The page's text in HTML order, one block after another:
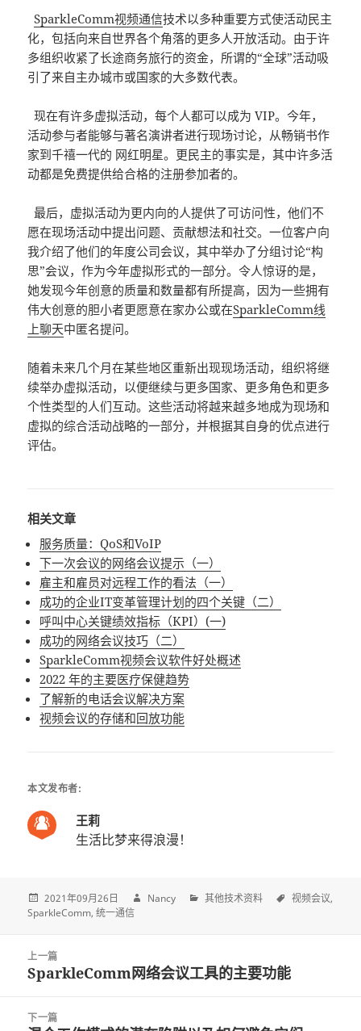
SparkleComm视频通信技术以多种重要方式使活动民主
化，包括向来自世界各个角落的更多人开放活动。由于许
多组织收紧了长途商务旅行的资金，所谓的“全球”活动吸
引了来自主办城市或国家的大多数代表。
现在有许多虚拟活动，每个人都可以成为 VIP。今年，
活动参与者能够与著名演讲者进行现场讨论，从畅销书作
家到千禧一代的 网红明星。更民主的事实是，其中许多活
动都是免费提供给合格的注册参加者的。
最后，虚拟活动为更内向的人提供了可访问性，他们不
愿在现场活动中提出问题、贡献想法和社交。一位客户向
我介绍了他们的年度公司会议，其中举办了分组讨论“构
思”会议，作为今年虚拟形式的一部分。令人惊讶的是，
她发现今年创意的质量和数量都有所提高，因为一些拥有
伟大创意的胆小者更愿意在家办公或在SparkleComm线
上聊天中匿名提问。
随着未来几个月在某些地区重新出现现场活动，组织将继
续举办虚拟活动，以便继续与更多国家、更多角色和更多
个性类型的人们互动。这些活动将越来越多地成为现场和
虚拟的综合活动战略的一部分，并根据其自身的优点进行
评估。
相关文章
服务质量：QoS和VoIP
下一次会议的网络会议提示（一）
雇主和雇员对远程工作的看法（一）
成功的企业IT变革管理计划的四个关键（二）
呼叫中心关键绩效指标（KPI）(一)
成功的网络会议技巧（二）
SparkleComm视频会议软件好处概述
2022 年的主要医疗保健趋势
了解新的电话会议解决方案
视频会议的存储和回放功能
本文发布者:
王莉
生活比梦来得浪漫！
2021年09月26日 Nancy 其他技术资料
视频会议
SparkleComm 统一通信
navigation
上一篇
上
篇
SparkleComm网络会议工具的主要功能
下一篇